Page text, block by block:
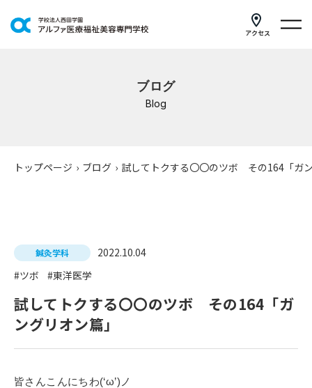
アクセス
研修・講座
寄付金のご案内
ブログ
Blog
トップページ › ブログ › 試してトクする〇〇のツボ その164「ガ
鍼灸学科
2022.10.04
#ツボ
#東洋医学
試してトクする〇〇のツボ その164「ガ
ングリオン篇」
皆さんこんにちわ(‘ω’)ノ